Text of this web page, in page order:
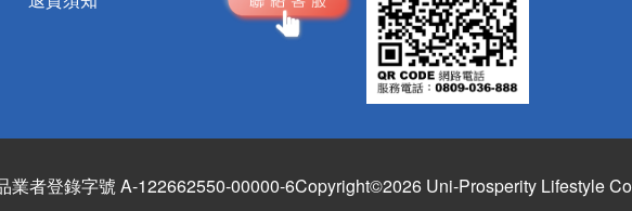
業者登錄字號 A-122662550-00000-6Copyright©2026 Uni-Prosperity Lifestyle